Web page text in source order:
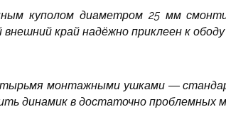
куполом диаметром 25 мм
край надёжно приклеен к
монтажными ушками —
динамик в достаточно проблемных